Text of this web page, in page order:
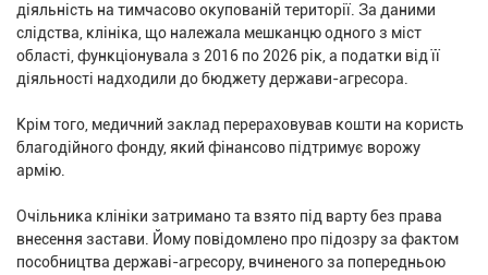
діяльність на тимчасово окупованій території. За даними
слідства, клініка, що належала мешканцю одного з міст
області, функціонувала з 2016 по 2026 рік, а податки від її
діяльності надходили до бюджету держави-агресора.
Крім того, медичний заклад перераховував кошти на користь
благодійного фонду, який фінансово підтримує ворожу
армію.
Очільника клініки затримано та взято під варту без права
внесення застави. Йому повідомлено про підозру за фактом
пособництва державі-агресору, вчиненого за попередньою